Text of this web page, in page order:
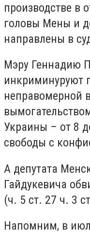
производстве в
головы Мены и
направлены в
Мэру Геннадию
инкриминуруют
неправомерной
Украины – от 8
свободы с
А депутата
Гайдукевича
(ч. 5 ст. 27 ч. 3
Напомним, в